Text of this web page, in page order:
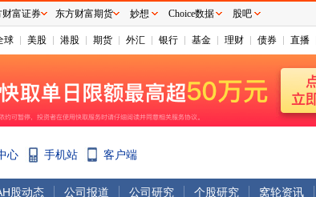
球 美股 港股 期货 外汇 银行 基金 理财 债券 直播
心 手机站 客户端
股动态 公司报道 公司研究 个股研究 窝轮资讯
财富证券 东方财富期货 妙想 Choice数据 股吧